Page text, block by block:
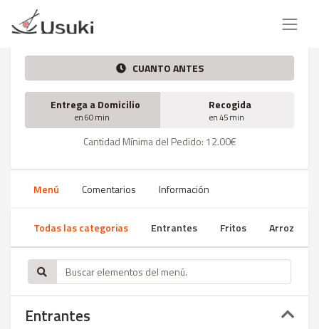
CUANTO ANTES
Entrega a Domicilio
en 60 min
Recogida
en 45 min
Cantidad Mínima del Pedido: 12.00€
Menú Comentarios Información
Todas las categorias Entrantes Fritos Arroz
Entrantes